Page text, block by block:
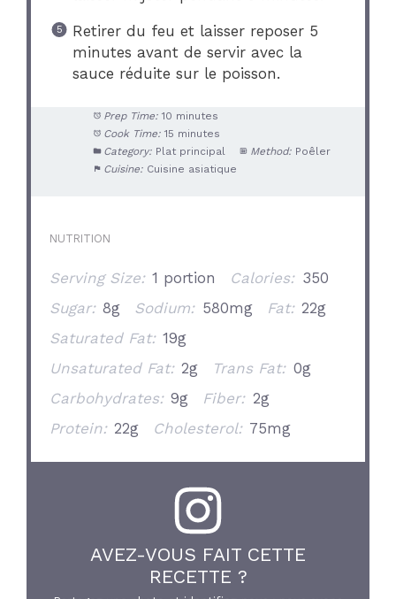
Retirer du feu et laisser reposer 5
minutes avant de servir avec la
sauce réduite sur le poisson.
Prep Time: 10 minutes
Cook Time: 15 minutes
Category: Plat principal Method: Poêler
Cuisine: Cuisine asiatique
NUTRITION
Serving Size: 1 portion Calories: 350
Sugar: 8g Sodium: 580mg Fat: 22g
Saturated Fat: 19g
Unsaturated Fat: 2g Trans Fat: 0g
Carbohydrates: 9g Fiber: 2g
Protein: 22g Cholesterol: 75mg
AVEZ-VOUS FAIT CETTE
RECETTE ?